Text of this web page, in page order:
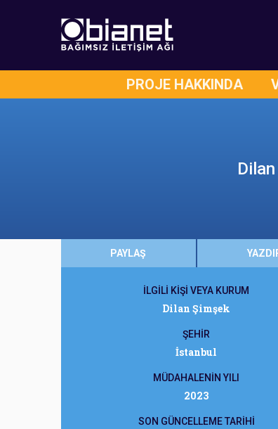
PROJE HAKKINDA
PAYLAŞ
İLGİLİ KİŞİ VEYA KURUM
Dilan Şimşek
ŞEHİR
İstanbul
MÜDAHALENİN YILI
2023
SON GÜNCELLEME TARİHİ